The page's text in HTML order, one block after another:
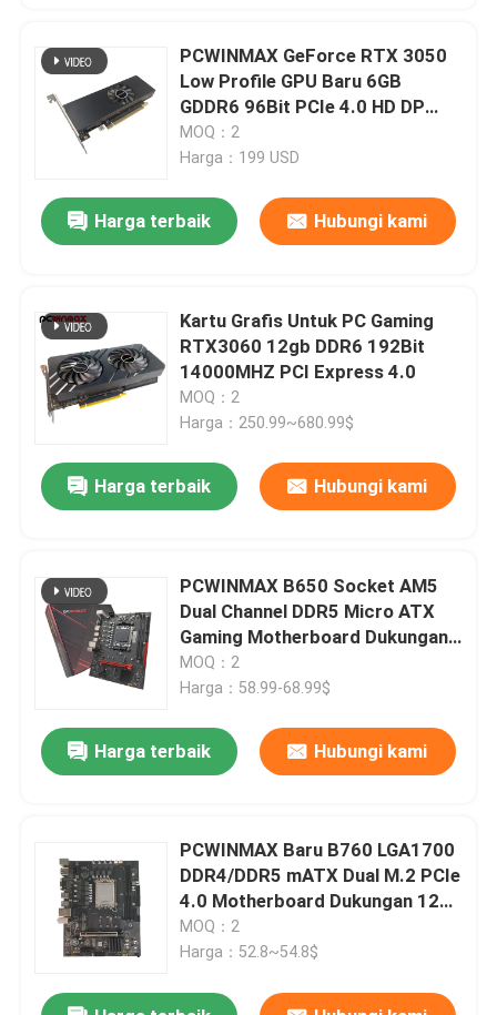
Rumah
Produk
Video
PCWINMAX GeForce RTX 3050
Low Profile GPU Baru 6GB
GDDR6 96Bit PCIe 4.0 HD DP
Output Graphics Card untuk PC
MOQ：2
Harga：199 USD
Harga terbaik Hubungi kami
Kartu Grafis Untuk PC Gaming
RTX3060 12gb DDR6 192Bit
14000MHZ PCI Express 4.0
MOQ：2
Harga：250.99~680.99$
Harga terbaik Hubungi kami
PCWINMAX B650 Socket AM5
Dual Channel DDR5 Micro ATX
Gaming Motherboard Dukungan
R7 R8 R9 Prosesor
MOQ：2
Harga：58.99-68.99$
Harga terbaik Hubungi kami
PCWINMAX Baru B760 LGA1700
DDR4/DDR5 mATX Dual M.2 PCIe
4.0 Motherboard Dukungan 12
13 14 i3 i5 i7
MOQ：2
Harga：52.8~54.8$